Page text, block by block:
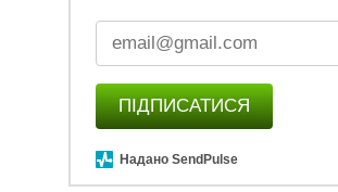
ПІДПИСАТИСЯ
Надано SendPulse